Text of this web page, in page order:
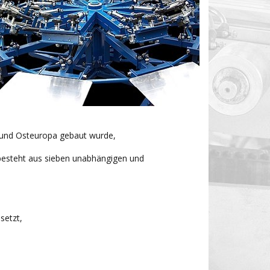
Osteuropa gebaut wurde,
aus sieben unabhängigen und